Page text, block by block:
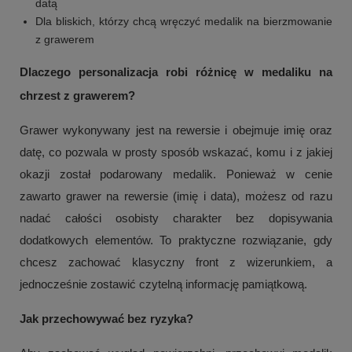
datą
Dla bliskich, którzy chcą wręczyć medalik na bierzmowanie
z grawerem
Dlaczego personalizacja robi różnicę w medaliku na
chrzest z grawerem?
Grawer wykonywany jest na rewersie i obejmuje imię oraz
datę, co pozwala w prosty sposób wskazać, komu i z jakiej
okazji został podarowany medalik. Ponieważ w cenie
zawarto grawer na rewersie (imię i data), możesz od razu
nadać całości osobisty charakter bez dopisywania
dodatkowych elementów. To praktyczne rozwiązanie, gdy
chcesz zachować klasyczny front z wizerunkiem, a
jednocześnie zostawić czytelną informację pamiątkową.
Jak przechowywać bez ryzyka?